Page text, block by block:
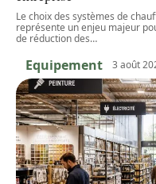
Le choix des systèmes de
représente un enjeu majeur
de réduction des…
Equipement 3 août